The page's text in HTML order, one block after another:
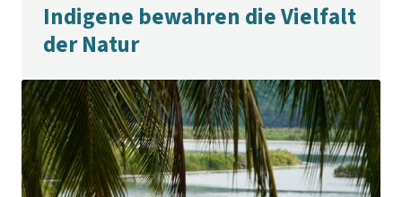
Indigene bewahren die Vielfalt
der Natur